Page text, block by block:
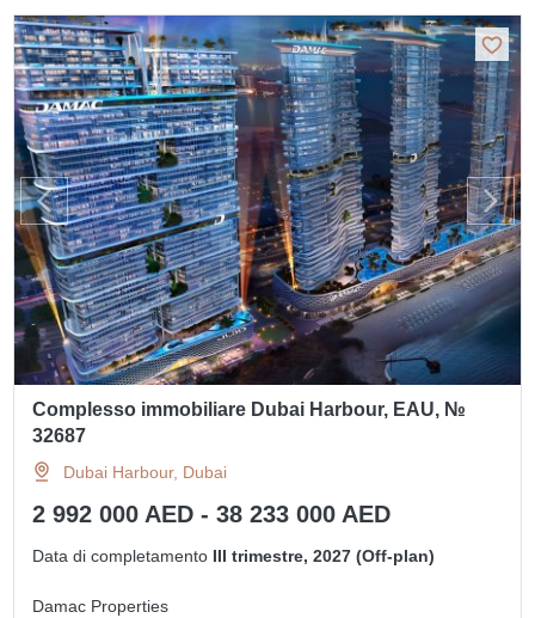
Complesso immobiliare Dubai Harbour, EAU, №
32687
Dubai Harbour, Dubai
2 992 000 AED - 38 233 000 AED
Data di completamento III trimestre, 2027 (Off-plan)
Damac Properties